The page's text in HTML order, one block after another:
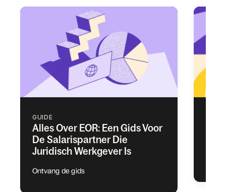
GUIDE
Alles Over EOR: Een Gids Voor
De Salarispartner Die
Juridisch Werkgever Is
Ontvang de gids